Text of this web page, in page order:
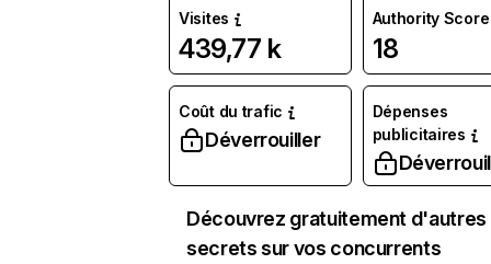
Visites
439,77 k
Authority Score
18
Coût du trafic
Déverrouiller
Dépenses
publicitaires
Découvrez gratuitement d'autres
secrets sur vos concurrents